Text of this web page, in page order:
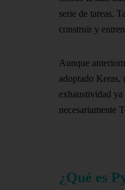
serie de tareas.
construir y
Aunque
adoptado Keras,
exhaustividad
necesariamente
¿Qué es